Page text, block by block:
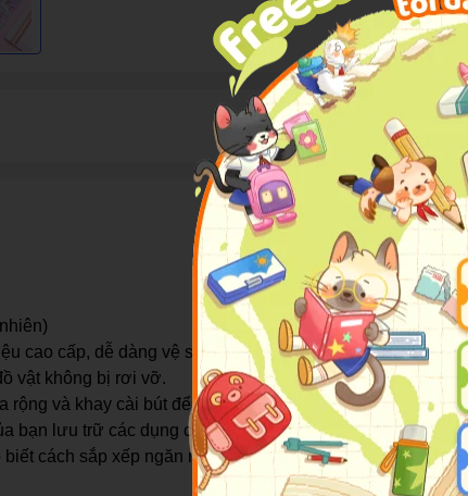
cao cấp, dễ dàng vệ sinh, an toàn khi sử dụng.
vật không bị rơi vỡ.
rộng và khay cài bút để bé sắp xếp bút viết được gọn gàng.
bạn lưu trữ các dụng cụ học tập, bé có thể dễ dàng sử
cách sắp xếp ngăn nắp các dụng cụ khi còn nhỏ, tạo